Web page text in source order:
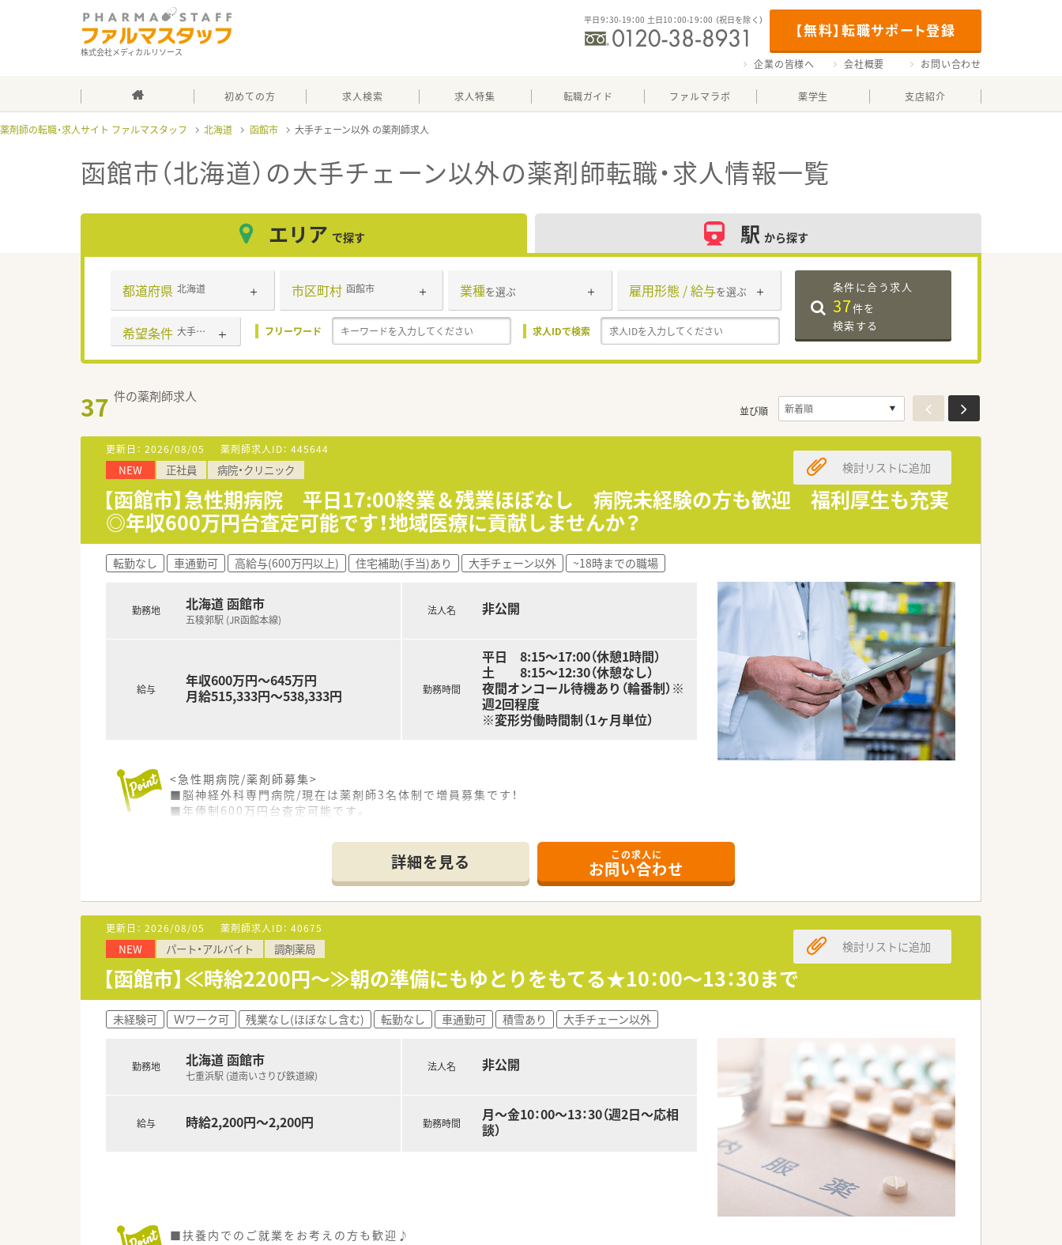
株式会社メディカルリソース
【無料】転職サポート登録
平日9：30-19：00 土日10：00-19：00 （祝日を除く）
企業の皆様へ 会社概要 お問い合わせ
初めての方 求人検索 求人特集 転職ガイド ファルマラボ 薬学生 支店紹介
薬剤師の転職・求人サイト ファルマスタッフ 北海道 函館市 大手チェーン以外
函館市（北海道）の大手チェーン以外の薬剤師転職・求人情報一覧
エリア で探す 駅 から探す
都道府県 北海道 市区町村 函館市 業種を選ぶ 雇用形態 / 給与を選ぶ
希望条件 大手チェーン以外 フリーワード 求人IDで検索
条件に合う求人
37件を
検索する
37 件の薬剤師求人
並び順
更新日： 2026/08/05 薬剤師求人ID： 445644
NEW 正社員 病院・クリニック
【函館市】急性期病院 平日17:00終業＆残業ほぼなし 病院未経験の方も歓迎 福利厚生も充実
◎年収600万円台査定可能です！地域医療に貢献しませんか？
検討リストに追加
転勤なし 車通勤可 高給与(600万円以上) 住宅補助(手当)あり 大手チェーン以外 ~18時までの職場
勤務地 北海道 函館市
五稜郭駅 (JR函館本線)
給与
年収600万円～645万円
月給515,333円～538,333円
法人名 非公開
勤務時間
平日 8:15～17:00（休憩1時間）
土 8:15～12:30（休憩なし）
夜間オンコール待機あり（輪番制）※
週2回程度
※変形労働時間制（1ヶ月単位）
<急性期病院/薬剤師募集>
■脳神経外科専門病院/現在は薬剤師3名体制で増員募集です！
■年俸制600万円台査定可能です。
■入院患者さまの内服・注射の調剤、混注が主な業務となります。薬剤管理指導業務、病棟配置薬管理も行っています。またNST、ICT、医
療安全等さまざまな委員会に所属し活動しています。
■脳神経外科の救急病院に指定されています。
専門医 が充実し、脳卒中センターも併設されています。また、脊椎・脊髄疾患、末梢神経疾患などの治療にも取り組んでおり、循環器内
科も充実させ末梢動脈疾患の治療なども行っています。
■子育てサポート☆北海道道南地区初取得で道南地区唯一2016年に厚生労働大臣より次世代育成支援対策推進法に基づく認定「くるみ
ん」の認定を取得しています。
詳細を見る この求人に
お問い合わせ
更新日： 2026/08/05 薬剤師求人ID： 40675
NEW パート・アルバイト 調剤薬局
【函館市】≪時給2200円～≫朝の準備にもゆとりをもてる★10：00～13：30まで
検討リストに追加
未経験可 Ｗワーク可 残業なし(ほぼなし含む) 転勤なし 車通勤可 積雪あり 大手チェーン以外
勤務地 北海道 函館市
七重浜駅 (道南いさりび鉄道線)
給与 時給2,200円～2,200円
法人名 非公開
勤務時間
月～金10：00～13：30（週2日～応相
談）
■扶養内でのご就業をお考えの方も歓迎♪